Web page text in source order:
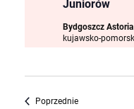
Juniorów
Bydgoszcz Astoria
kujawsko-
PoprzednieWydarzenia